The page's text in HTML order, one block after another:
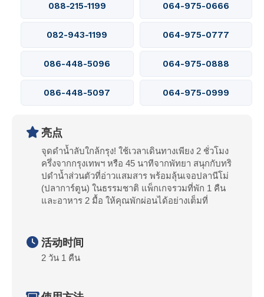
088-215-1199 064-975-0666
082-943-1199 064-975-0777
086-448-5096 064-975-0888
086-448-5097 064-975-0999
亮点
จุดดำน้ำลับใกล้กรุง! ใช้เวลาเดินทางเพียง 2 ชั่วโมง
ครึ่งจากกรุงเทพฯ หรือ 45 นาทีจากพัทยา สนุกกับทริ
ปดำน้ำส่วนตัวที่อ่าวแสมสาร พร้อมลุ้นเจอปลานีโม่
(ปลาการ์ตูน) ในธรรมชาติ แพ็กเกจรวมที่พัก 1 คืน
และอาหาร 2 มื้อ ให้คุณพักผ่อนได้อย่างเต็มที่
活动时间
2 วัน 1 คืน